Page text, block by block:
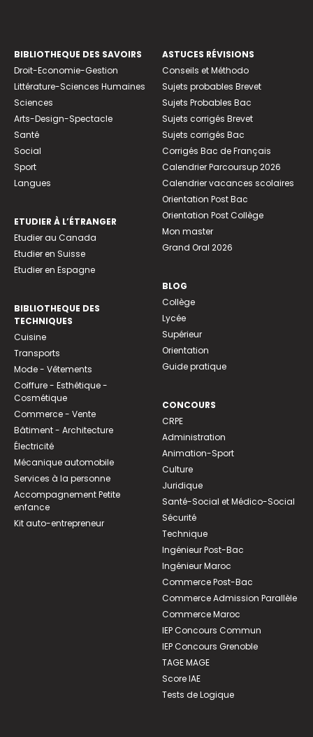
BIBLIOTHEQUE DES SAVOIRS
Droit-Economie-Gestion
Littérature-Sciences Humaines
Sciences
Arts-Design-Spectacle
Santé
Social
Sport
Langues
ETUDIER À L’ÉTRANGER
Etudier au Canada
Etudier en Suisse
Etudier en Espagne
BIBLIOTHEQUE DES
TECHNIQUES
Cuisine
Transports
Mode - Vêtements
Coiffure - Esthétique -
Cosmétique
Commerce - Vente
Bâtiment - Architecture
Électricité
Mécanique automobile
Services à la personne
Accompagnement Petite
enfance
Kit auto-entrepreneur
ASTUCES RÉVISIONS
Conseils et Méthodo
Sujets probables Brevet
Sujets Probables Bac
Sujets corrigés Brevet
Sujets corrigés Bac
Corrigés Bac de Français
Calendrier Parcoursup 2026
Calendrier vacances scolaires
Orientation Post Bac
Orientation Post Collège
Mon master
Grand Oral 2026
BLOG
Collège
Lycée
Supérieur
Orientation
Guide pratique
CONCOURS
CRPE
Administration
Animation-Sport
Culture
Juridique
Santé-Social et Médico-Social
Sécurité
Technique
Ingénieur Post-Bac
Ingénieur Maroc
Commerce Post-Bac
Commerce Admission Parallèle
Commerce Maroc
IEP Concours Commun
IEP Concours Grenoble
TAGE MAGE
Score IAE
Tests de Logique